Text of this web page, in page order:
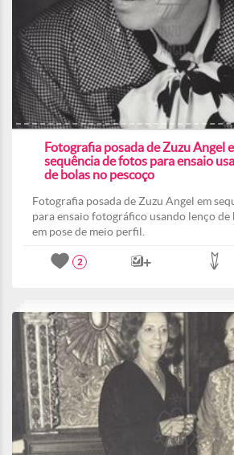
Fotografia posada de Zuzu Angel
sequência de fotos para ensaio
de bolas no pescoço
Fotografia posada de Zuzu Angel em
para ensaio fotográfico usando lenço de
em pose de meio perfil.
2